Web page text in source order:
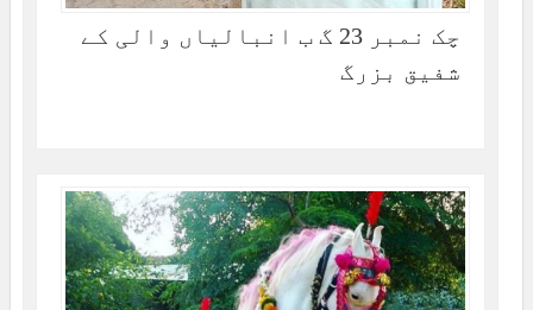
چک نمبر 23 گ ب انبالیاں والی کے
شفیق بزرگ